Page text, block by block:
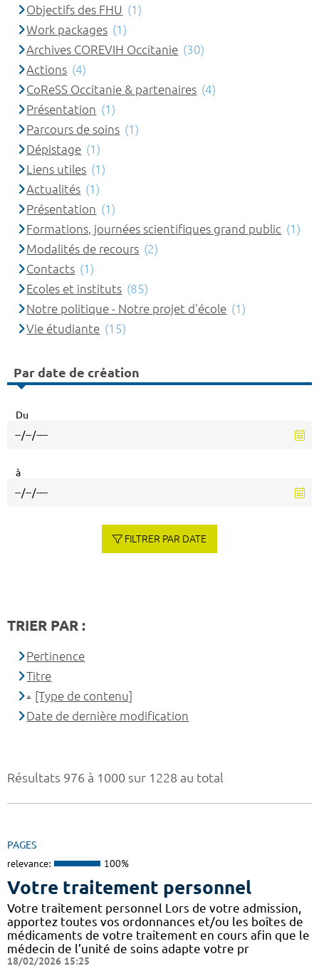
Résultats 976 à 1000 sur 1228 au total
PAGES
relevance: 100%
Votre traitement personnel
Votre traitement personnel Lors de votre admission,
apportez toutes vos ordonnances et/ou les boîtes de
médicaments de votre traitement en cours afin que le
médecin de l’unité de soins adapte votre pr
18/02/2026 15:25
Objectifs des FHU (1)
Work packages (1)
Archives COREVIH Occitanie (30)
Actions (4)
CoReSS Occitanie & partenaires (4)
Présentation (1)
Parcours de soins (1)
Dépistage (1)
Liens utiles (1)
Actualités (1)
Présentation (1)
Formations, journées scientifiques grand public (1)
Modalités de recours (2)
Contacts (1)
Ecoles et instituts (85)
Notre politique - Notre projet d'école (1)
Vie étudiante (15)
Par date de création
Du
à
FILTRER PAR DATE
TRIER PAR :
Pertinence
Titre
[Type de contenu]
Date de dernière modification